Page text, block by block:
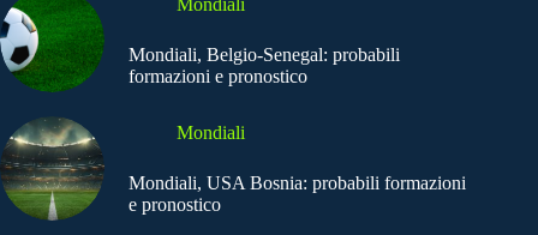
Mondiali
Mondiali, Belgio-Senegal: probabili
formazioni e pronostico
Mondiali
Mondiali, USA Bosnia: probabili formazioni
e pronostico